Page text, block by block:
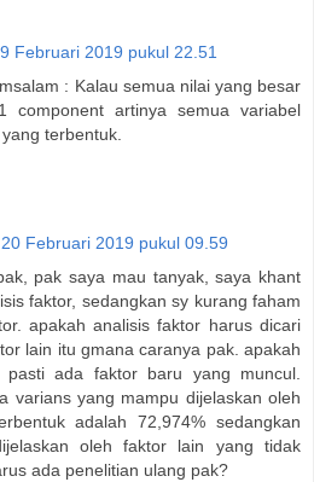
Februari 2019 pukul 22.51
: Kalau semua nilai yang besar
component artinya semua variabel
terbentuk.
20 Februari 2019 pukul 09.59
pak saya mau tanyak, saya khant
faktor, sedangkan sy kurang faham
apakah analisis faktor harus dicari
lain itu gmana caranya pak. apakah
pasti ada faktor baru yang muncul.
varians yang mampu dijelaskan oleh
adalah 72,974% sedangkan
oleh faktor lain yang tidak
ada penelitian ulang pak?